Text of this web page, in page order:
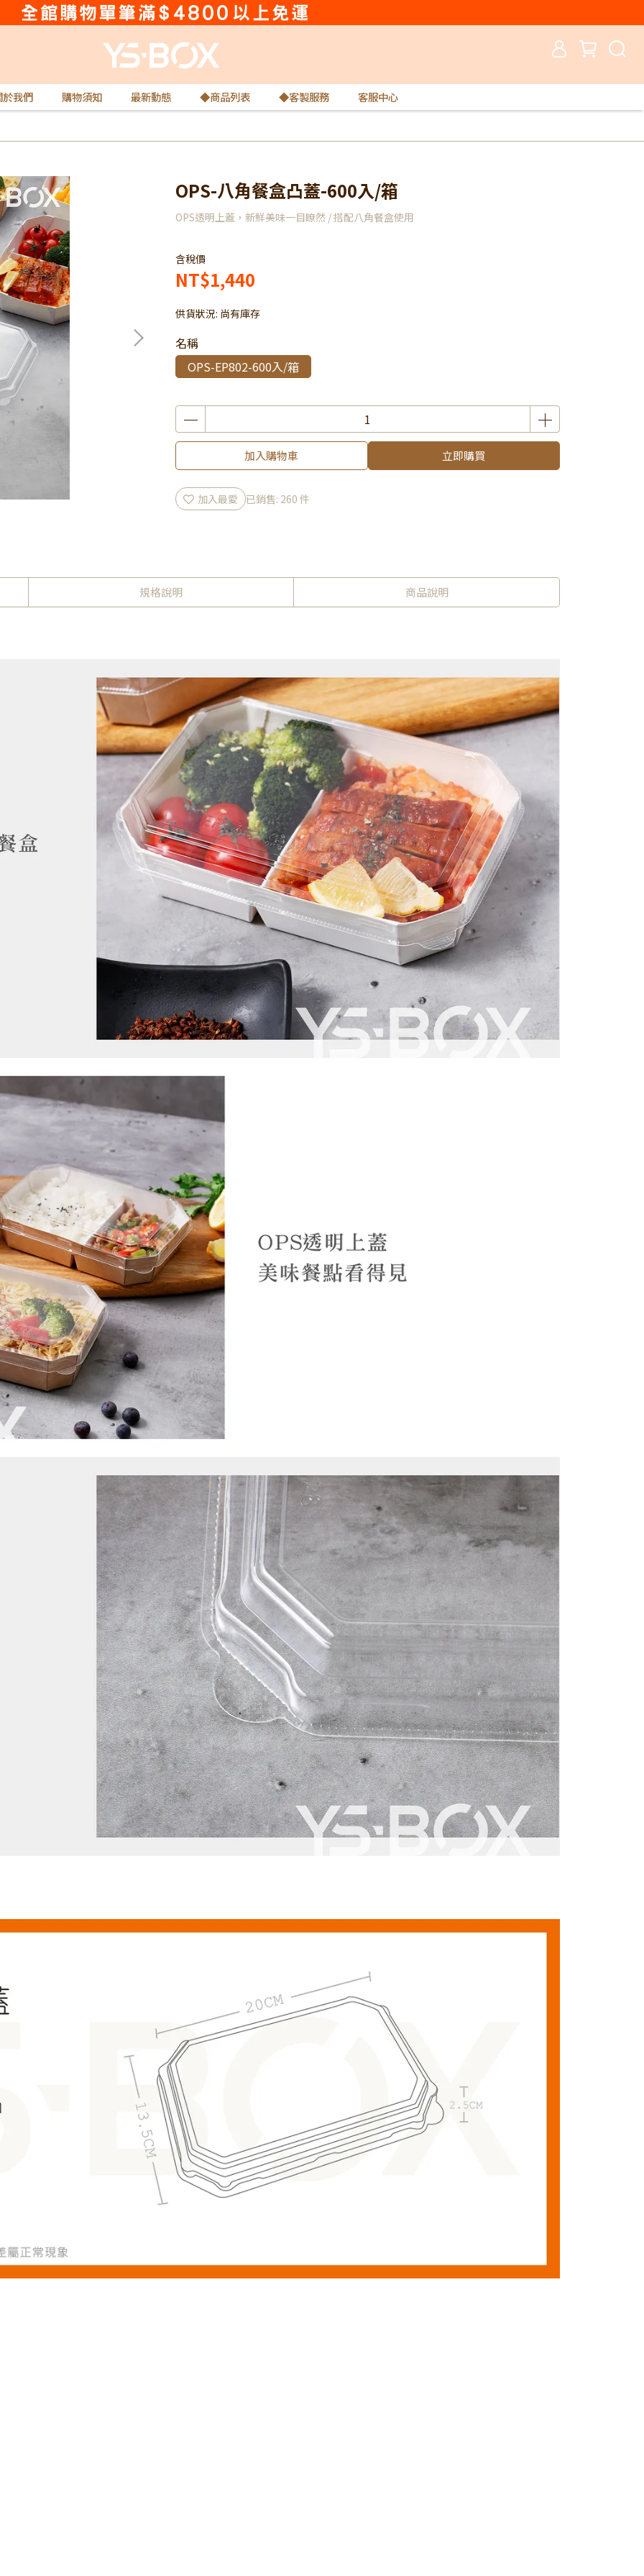
於我們 購物須知 最新動態 ◆商品列表 ◆客製服務 客服中心
OPS-八角餐盒凸蓋-600入/箱
OPS透明上蓋，新鮮美味一目瞭然 / 搭配八角餐盒使用
含稅價
NT$1,440
供貨狀況: 尚有庫存
名稱
OPS-EP802-600入/箱
加入購物車 立即購買
加入最愛 已銷售: 260 件
規格說明 商品說明